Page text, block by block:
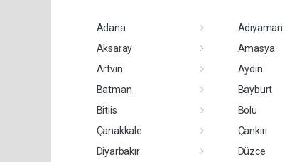
Adana Adıyaman
Aksaray
Amasya
Artvin
Aydın
Batman
Bayburt
Bitlis
Bolu
Çanakkale
Çankırı
Diyarbakır
Düzce